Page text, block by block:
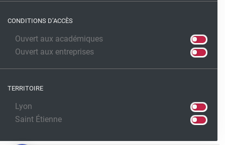
CONDITIONS D’ACCÈS
Ouvert aux académiques
Ouvert aux entreprises
TERRITOIRE
Lyon
Saint Étienne